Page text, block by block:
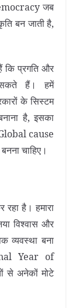
जब
बन जाती है,
कि प्रगति और
हैं। हमें
के सिस्टम
है, इसका
cause
चाहिए।
है। हमारा
विश्वास और
व्यवस्था बना
Year of
से अनेकों मोटे